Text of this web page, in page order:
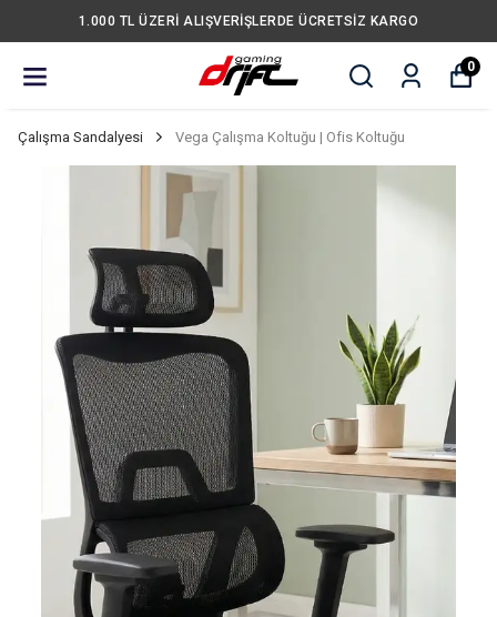
1.000 TL ÜZERİ ALIŞVERİŞLERDE ÜCRETSİZ KARGO
0
Çalışma Sandalyesi Vega Çalışma Koltuğu | Ofis Koltuğu